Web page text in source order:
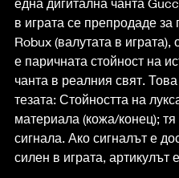
в играта се препродаде за
Robux (валутата в играта),
е паричната стойност на
чанта в реалния свят. Това
тезата: Стойността на
материала (кожа/конец); тя
сигнала. Ако сигналът е
силен в играта, артикулът